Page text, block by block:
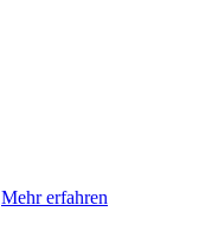
Mehr erfahren